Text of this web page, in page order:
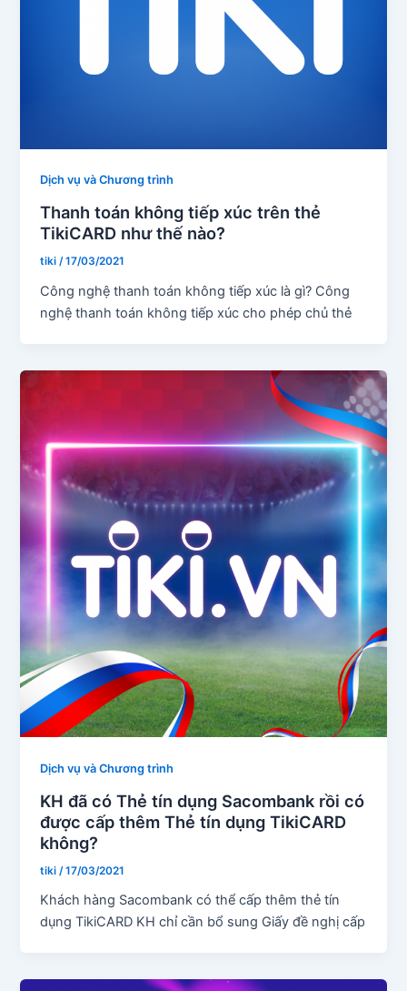
Dịch vụ và Chương trình
Thanh toán không tiếp xúc trên thẻ
TikiCARD như thế nào?
tiki/17/03/2021
Công nghệ thanh toán không tiếp xúc là gì? Công
nghệ thanh toán không tiếp xúc cho phép chủ thẻ
Dịch vụ và Chương trình
KH đã có Thẻ tín dụng Sacombank rồi có
được cấp thêm Thẻ tín dụng TikiCARD
không?
tiki /17/03/2021
Khách hàng Sacombank có thể cấp thêm thẻ tín
dụng TikiCARD KH chỉ cần bổ sung Giấy đề nghị cấp